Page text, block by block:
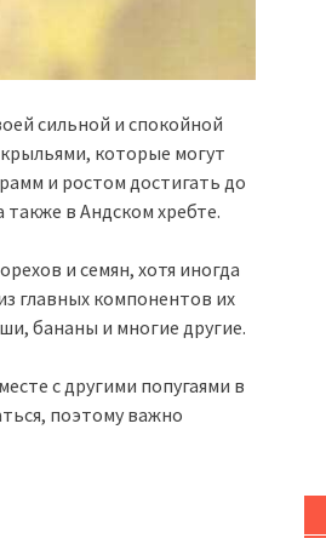
сильной и спокойной
которые могут
и ростом достигать до
в Андском хребте.
и семян, хотя иногда
главных компонентов их
бананы и многие другие.
с другими попугаями в
поэтому важно